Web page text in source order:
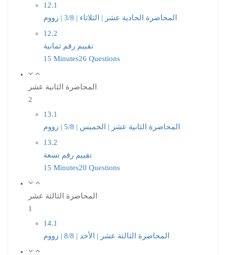
12.1
المحاضرة الحادية عشر | الثلاثاء | 3/8 | زووم
12.2
تقييم رقم ثمانية
15 Minutes26 Questions
المحاضرة الثانية عشر
2
13.1
المحاضرة الثانية عشر | الخميس | 5/8 | زووم
13.2
تقييم رقم تسعة
15 Minutes20 Questions
المحاضرة الثالثة عشر
1
14.1
المحاضرة الثالثة عشر | الأحد | 8/8 | زووم